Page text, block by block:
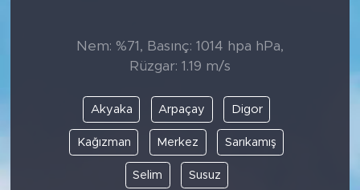
Nem: %71, Basınç: 1014 hpa hPa,
Rüzgar: 1.19 m/s
Akyaka Arpaçay Digor
Kağızman Merkez Sarıkamış
Selim Susuz
Bingöl Kaza Haberleri